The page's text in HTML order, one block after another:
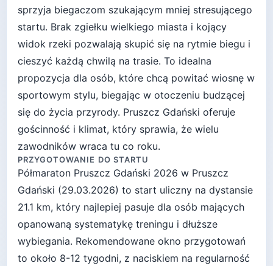
sprzyja biegaczom szukającym mniej stresującego
startu. Brak zgiełku wielkiego miasta i kojący
widok rzeki pozwalają skupić się na rytmie biegu i
cieszyć każdą chwilą na trasie. To idealna
propozycja dla osób, które chcą powitać wiosnę w
sportowym stylu, biegając w otoczeniu budzącej
się do życia przyrody. Pruszcz Gdański oferuje
gościnność i klimat, który sprawia, że wielu
zawodników wraca tu co roku.
PRZYGOTOWANIE DO STARTU
Półmaraton Pruszcz Gdański 2026 w Pruszcz
Gdański (29.03.2026) to start uliczny na dystansie
21.1 km, który najlepiej pasuje dla osób mających
opanowaną systematykę treningu i dłuższe
wybiegania. Rekomendowane okno przygotowań
to około 8-12 tygodni, z naciskiem na regularność